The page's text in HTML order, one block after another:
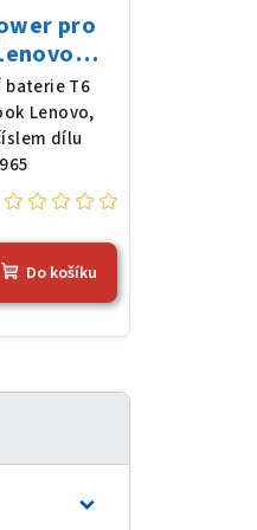
pro
Li-Poly,
(52,5
baterie T6
Lenovo,
dílu
Do košíku